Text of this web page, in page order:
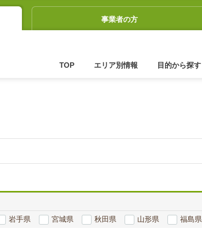
事業者の方
TOP エリア別情報 目的から探す
岩手県 宮城県 秋田県 山形県 福島県